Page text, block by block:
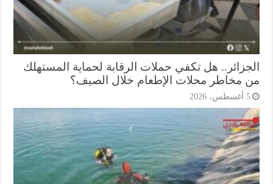
هل تكفي حملات الرقابة لحماية المستهلك
مخاطر محلات الإطعام خلال الصيف؟